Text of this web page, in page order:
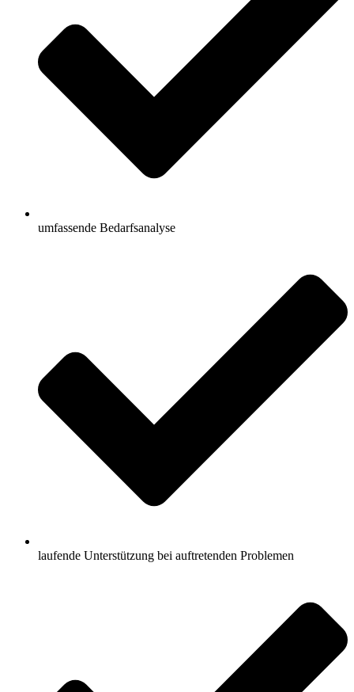
umfassende Bedarfsanalyse
laufende Unterstützung bei auftretenden Problemen